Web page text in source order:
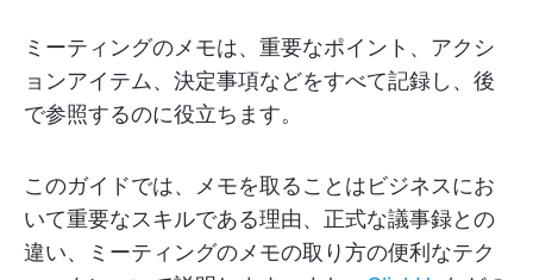
ミーティングのメモは、重要なポイント、アクシ
ョンアイテム、決定事項などをすべて記録し、後
で参照するのに役立ちます。
このガイドでは、メモを取ることはビジネスにお
いて重要なスキルである理由、正式な議事録との
違い、ミーティングのメモの取り方の便利なテク